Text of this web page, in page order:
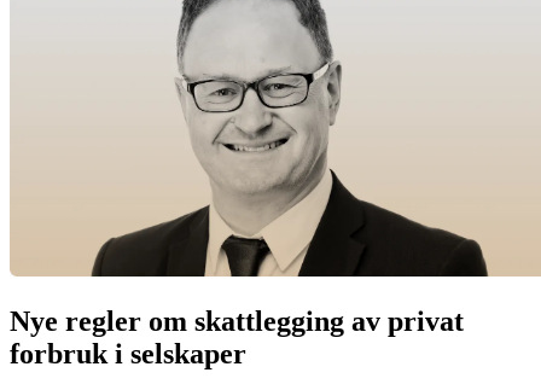
Nye regler om skattlegging av privat
forbruk i selskaper